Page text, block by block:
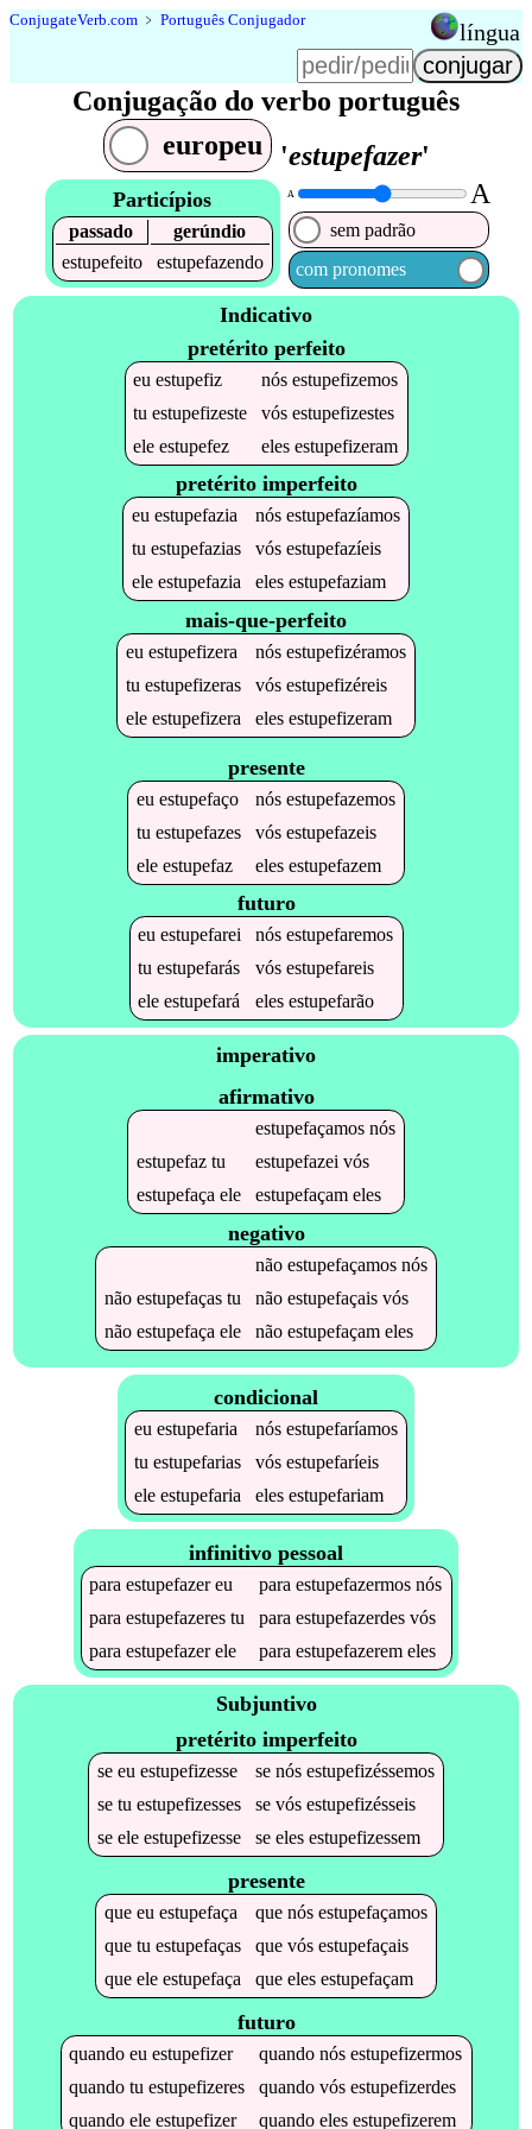
ConjugateVerb.com ﹥ Português Conjugador língua
Conjugação do verbo português
europeu
'estupefazer'
Particípios
passado
gerúndio
estupefeito
estupefazendo
A A
sem padrão
com pronomes
Indicativo
pretérito perfeito
euestupefiz nósestupefizemos
tuestupefizeste vósestupefizestes
eleestupefez elesestupefizeram
pretérito imperfeito
eu estupefazia nós estupefazíamos
tu estupefazias vós estupefazíeis
ele estupefazia eles estupefaziam
mais-que-perfeito
eu estupefizera nós estupefizéramos
tu estupefizeras vós estupefizéreis
ele estupefizera eles estupefizeram
presente
eu estupefaço nós estupefazemos
tu estupefazes vós estupefazeis
ele estupefaz eles estupefazem
futuro
euestupefarei nósestupefaremos
tuestupefarás vósestupefareis
eleestupefará elesestupefarão
imperativo
afirmativo
estupefaçamosnós
estupefaztu estupefazei vós
estupefaça ele estupefaçameles
negativo
não estupefaçamosnós
não estupefaçastu não estupefaçaisvós
não estupefaça ele não estupefaçameles
condicional
eu estupefaria nós estupefaríamos
tu estupefarias vós estupefaríeis
ele estupefaria eles estupefariam
infinitivo pessoal
paraestupefazereu paraestupefazermos nós
paraestupefazeres tu paraestupefazerdes vós
paraestupefazerele paraestupefazerem eles
Subjuntivo
pretérito imperfeito
se eu estupefizesse se nós estupefizéssemos
se tu estupefizesses se vós estupefizésseis
se ele estupefizesse se eles estupefizessem
presente
que eu estupefaça que nós estupefaçamos
que tu estupefaças que vós estupefaçais
que ele estupefaça que eles estupefaçam
futuro
quandoeuestupefizer quandonósestupefizermos
quandotuestupefizeres quandovósestupefizerdes
quandoeleestupefizer quandoelesestupefizerem